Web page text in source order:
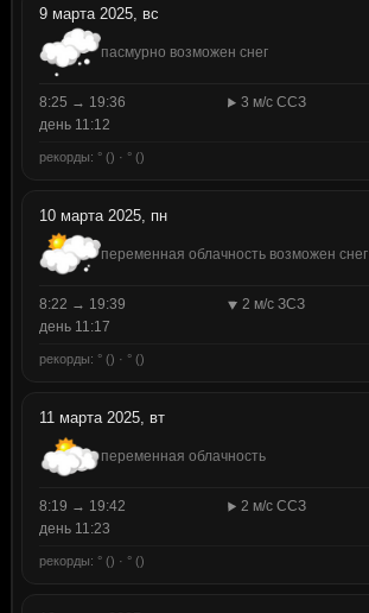
9 марта 2025, вс
пасмурно возможен снег
8:25 → 19:36
3 м/с ССЗ
день 11:12
рекорды: ° () · ° ()
10 марта 2025, пн
переменная облачность возможен снег
8:22 → 19:39
2 м/с ЗСЗ
день 11:17
рекорды: ° () · ° ()
11 марта 2025, вт
переменная облачность
8:19 → 19:42
2 м/с ССЗ
день 11:23
рекорды: ° () · ° ()